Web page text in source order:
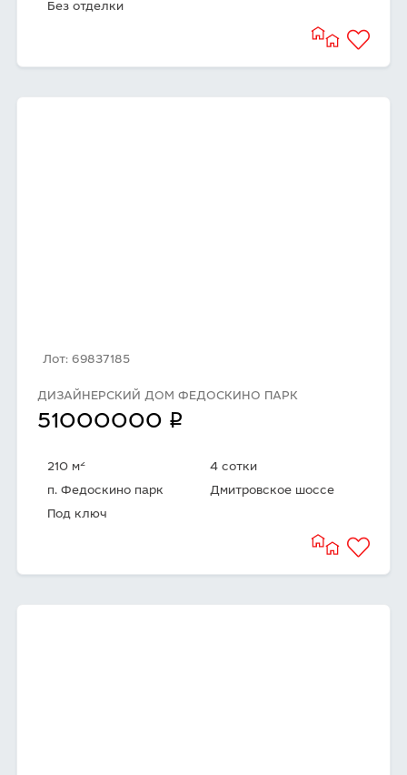
Без отделки
Лот: 69837185
ДИЗАЙНЕРСКИЙ ДОМ ФЕДОСКИНО ПАРК
51000000 q
210 м2
4 сотки
п. Федоскино парк
Дмитровское шоссе
Под ключ